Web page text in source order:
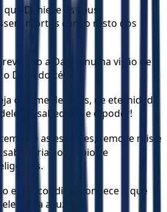
Daniel e os seus
mortos com o resto dos
a Daniel numa visão de
Deus do céu,
o nome de Deus, de eternidade
é a sabedoria e o poder!
e as estações, remove reis e
sabedoria aos sábios e
e o escondido; conhece o que
mora a luz.